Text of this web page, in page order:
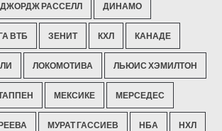
ДЖОРДЖ РАССЕЛЛ ДИНАМО
ВТБ ЗЕНИТ КХЛ КАНАДЕ
ЛОКОМОТИВА ЛЬЮИС ХЭМИЛТОН
МЕКСИКЕ МЕРСЕДЕС
МУРАТ ГАССИЕВ НБА НХЛ